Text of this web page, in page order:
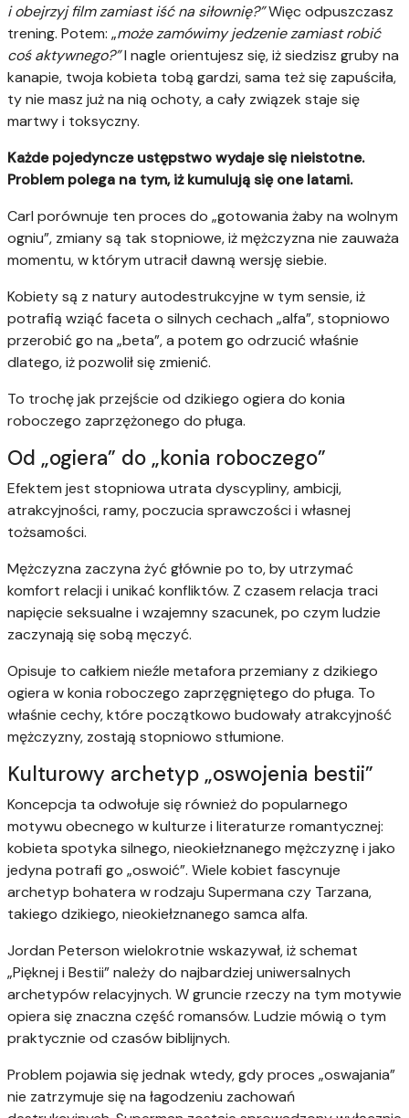
i obejrzyj film zamiast iść na siłownię?”Więc odpuszczasz
trening. Potem: „może zamówimy jedzenie zamiast robić
coś aktywnego?”I nagle orientujesz się, iż siedzisz gruby na
kanapie, twoja kobieta tobą gardzi, sama też się zapuściła,
ty nie masz już na nią ochoty, a cały związek staje się
martwy i toksyczny.
Każde pojedyncze ustępstwo wydaje się nieistotne.
Problem polega na tym, iż kumulują się one latami.
Carl porównuje ten proces do „gotowania żaby na wolnym
ogniu”, zmiany są tak stopniowe, iż mężczyzna nie zauważa
momentu, w którym utracił dawną wersję siebie.
Kobiety są z natury autodestrukcyjne w tym sensie, iż
potrafią wziąć faceta o silnych cechach „alfa”, stopniowo
przerobić go na „beta”, a potem go odrzucić właśnie
dlatego, iż pozwolił się zmienić.
To trochę jak przejście od dzikiego ogiera do konia
roboczego zaprzężonego do pługa.
Od „ogiera” do „konia roboczego”
Efektem jest stopniowa utrata dyscypliny, ambicji,
atrakcyjności, ramy, poczucia sprawczości i własnej
tożsamości.
Mężczyzna zaczyna żyć głównie po to, by utrzymać
komfort relacji i unikać konfliktów. Z czasem relacja traci
napięcie seksualne i wzajemny szacunek, po czym ludzie
zaczynają się sobą męczyć.
Opisuje to całkiem nieźle metafora przemiany z dzikiego
ogiera w konia roboczego zaprzęgniętego do pługa. To
właśnie cechy, które początkowo budowały atrakcyjność
mężczyzny, zostają stopniowo stłumione.
Kulturowy archetyp „oswojenia bestii”
Koncepcja ta odwołuje się również do popularnego
motywu obecnego w kulturze i literaturze romantycznej:
kobieta spotyka silnego, nieokiełznanego mężczyznę i jako
jedyna potrafi go „oswoić”. Wiele kobiet fascynuje
archetyp bohatera w rodzaju Supermana czy Tarzana,
takiego dzikiego, nieokiełznanego samca alfa.
Jordan Peterson wielokrotnie wskazywał, iż schemat
„Pięknej i Bestii” należy do najbardziej uniwersalnych
archetypów relacyjnych. W gruncie rzeczy na tym motywie
opiera się znaczna część romansów. Ludzie mówią o tym
praktycznie od czasów biblijnych.
Problem pojawia się jednak wtedy, gdy proces „oswajania”
nie zatrzymuje się na łagodzeniu zachowań